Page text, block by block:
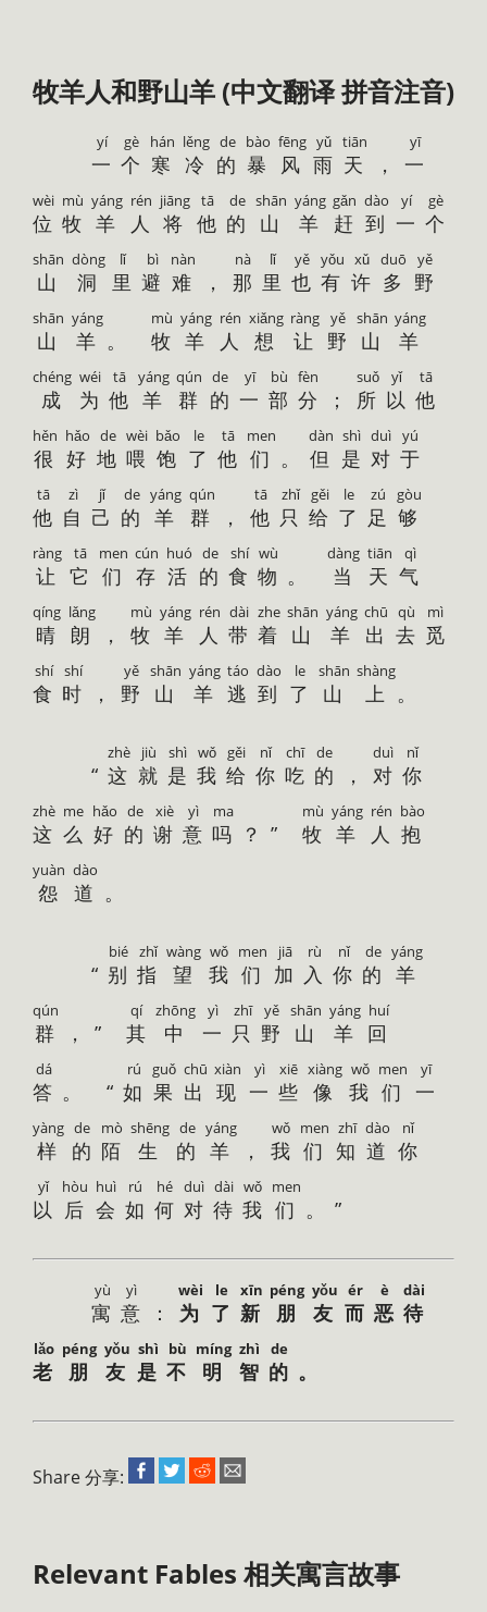
牧羊人和野山羊 (中文翻译 拼音注音)
一
yí
个
gè
寒
hán
冷
lěng
的
de
暴
bào
风
fēng
雨
yǔ
天
tiān
， 一
yī
位
wèi
牧
mù
羊
yáng
人
rén
将
jiāng
他
tā
的
de
山
shān
羊
yáng
赶
gǎn
到
dào
一
yí
个
gè
山
shān
洞
dòng
里
lǐ
避
bì
难
nàn
， 那
nà
里
lǐ
也
yě
有
yǒu
许
xǔ
多
duō
野
yě
山
shān
羊
yáng
。 牧
mù
羊
yáng
人
rén
想
xiǎng
让
ràng
野
yě
山
shān
羊
yáng
成
chéng
为
wéi
他
tā
羊
yáng
群
qún
的
de
一
yī
部
bù
分
fèn
； 所
suǒ
以
yǐ
他
tā
很
hěn
好
hǎo
地
de
喂
wèi
饱
bǎo
了
le
他
tā
们
men
。 但
dàn
是
shì
对
duì
于
yú
他
tā
自
zì
己
jǐ
的
de
羊
yáng
群
qún
， 他
tā
只
zhǐ
给
gěi
了
le
足
zú
够
gòu
让
ràng
它
tā
们
men
存
cún
活
huó
的
de
食
shí
物
wù
。 当
dàng
天
tiān
气
qì
晴
qíng
朗
lǎng
， 牧
mù
羊
yáng
人
rén
带
dài
着
zhe
山
shān
羊
yáng
出
chū
去
qù
觅
mì
食
shí
时
shí
， 野
yě
山
shān
羊
yáng
逃
táo
到
dào
了
le
山
shān
上
shàng
。
“ 这
zhè
就
jiù
是
shì
我
wǒ
给
gěi
你
nǐ
吃
chī
的
de
， 对
duì
你
nǐ
这
zhè
么
me
好
hǎo
的
de
谢
xiè
意
yì
吗
ma
？” 牧
mù
羊
yáng
人
rén
抱
bào
怨
yuàn
道
dào
。
“ 别
bié
指
zhǐ
望
wàng
我
wǒ
们
men
加
jiā
入
rù
你
nǐ
的
de
羊
yáng
群
qún
，” 其
qí
中
zhōng
一
yì
只
zhī
野
yě
山
shān
羊
yáng
回
huí
答
dá
。 “ 如
rú
果
guǒ
出
chū
现
xiàn
一
yì
些
xiē
像
xiàng
我
wǒ
们
men
一
yī
样
yàng
的
de
陌
mò
生
shēng
的
de
羊
yáng
， 我
wǒ
们
men
知
zhī
道
dào
你
nǐ
以
yǐ
后
hòu
会
huì
如
rú
何
hé
对
duì
待
dài
我
wǒ
们
men
。”
寓
yù
意
yì
： 为
wèi
了
le
新
xīn
朋
péng
友
yǒu
而
ér
恶
è
待
dài
老
lǎo
朋
péng
友
yǒu
是
shì
不
bù
明
míng
智
zhì
的
de
。
Share 分享:
Relevant Fables 相关寓言故事